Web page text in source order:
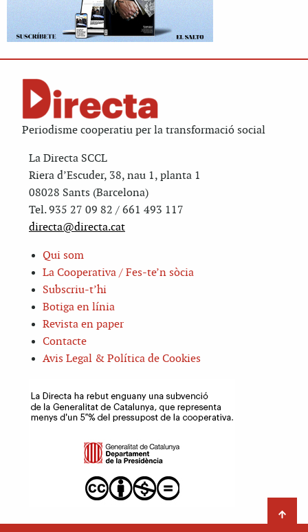
Periodisme cooperatiu per la transformació social
La Directa SCCL
Riera d’Escuder, 38, nau 1, planta 1
08028 Sants (Barcelona)
Tel. 935 27 09 82 / 661 493 117
directa@directa.cat
Qui som
La Cooperativa / Fes-te’n sòcia
Subscriu-t’hi
Botiga en línia
Revista en paper
Contacte
Avis Legal & Política de Cookies